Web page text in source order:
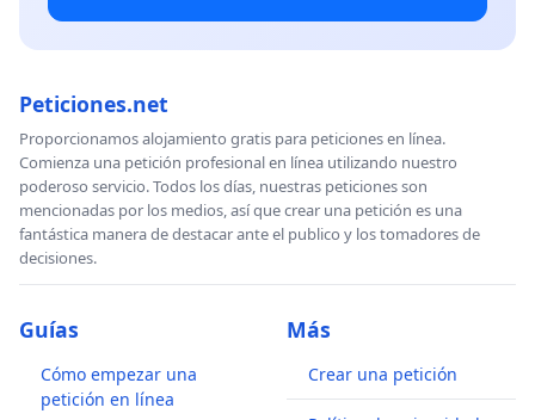
Peticiones.net
Proporcionamos alojamiento gratis para peticiones en línea.
Comienza una petición profesional en línea utilizando nuestro
poderoso servicio. Todos los días, nuestras peticiones son
mencionadas por los medios, así que crear una petición es una
fantástica manera de destacar ante el publico y los tomadores de
decisiones.
Guías
Cómo empezar una
petición en línea
Más
Crear una petición